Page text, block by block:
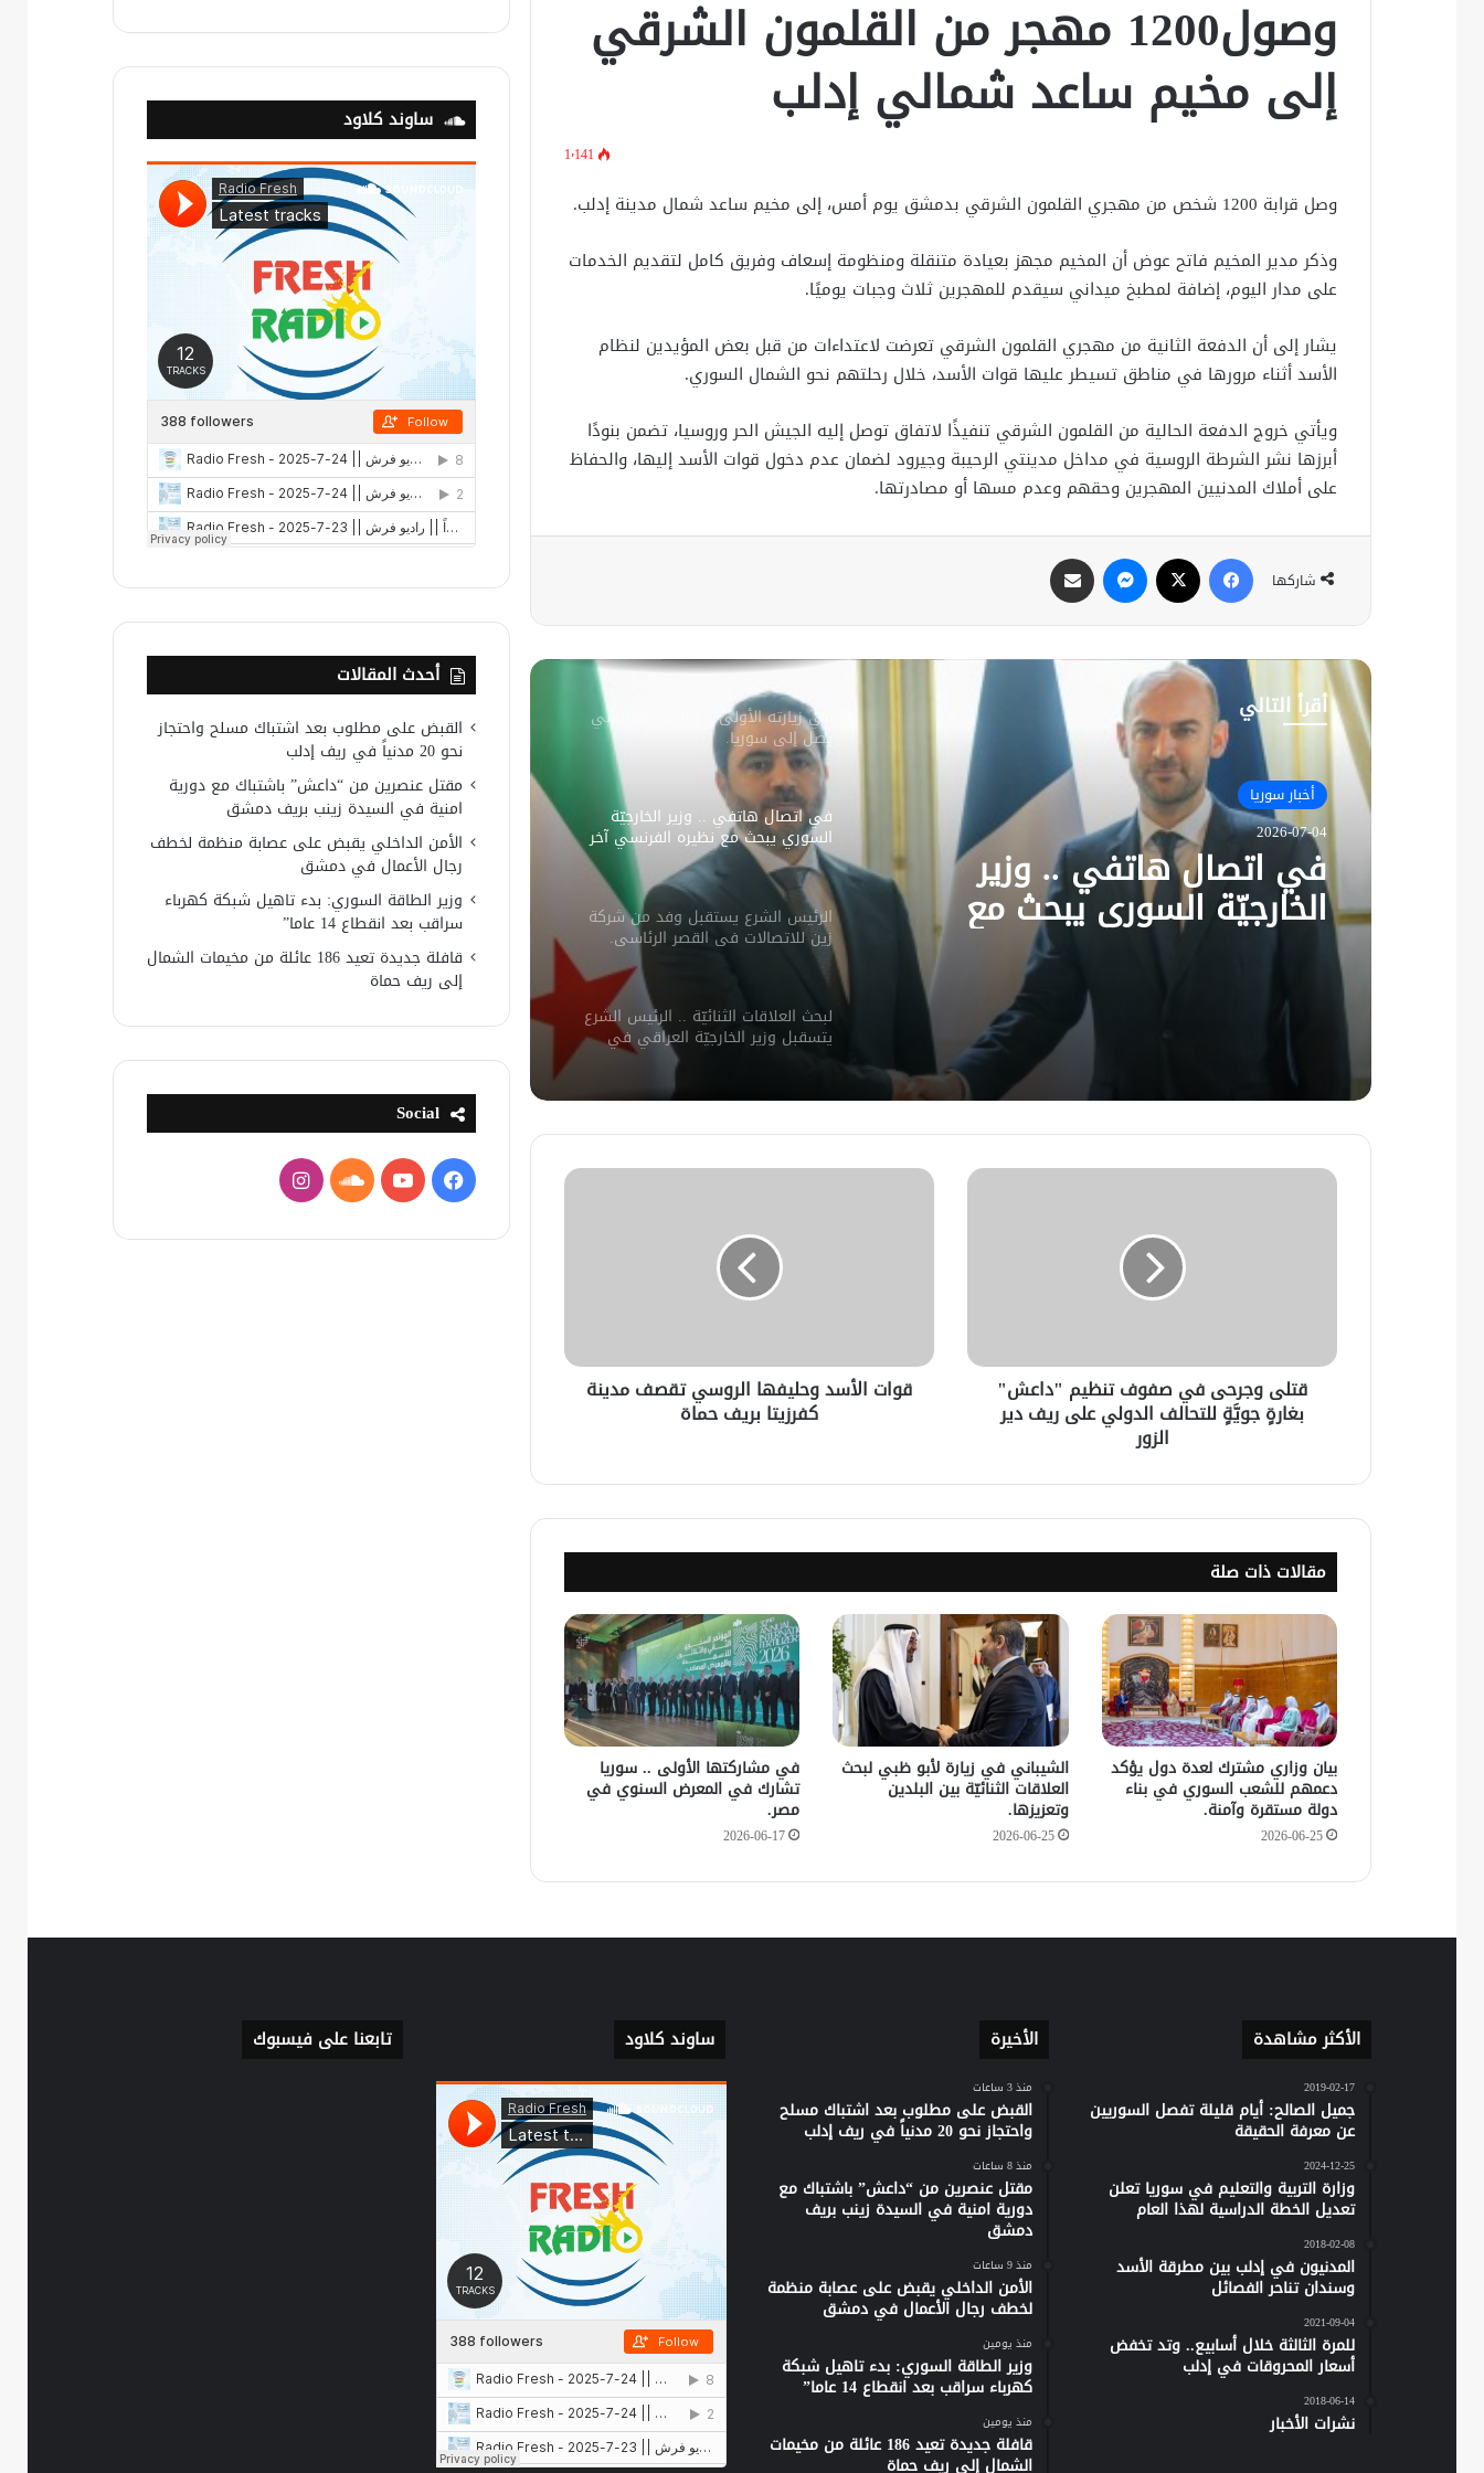
وصول1200 مهجر من القلمون الشرقي
إلى مخيم ساعد شمالي إدلب
1٬141
وصل قرابة 1200 شخص من مهجري القلمون الشرقي بدمشق يوم أمس، إلى مخيم ساعد شمال مدينة إدلب.
وذكر مدير المخيم فاتح عوض أن المخيم مجهز بعيادة متنقلة ومنظومة إسعاف وفريق كامل لتقديم الخدمات
على مدار اليوم، إضافة لمطبخ ميداني سيقدم للمهجرين ثلاث وجبات يوميًا.
يشار إلى أن الدفعة الثانية من مهجري القلمون الشرقي تعرضت لاعتداءات من قبل بعض المؤيدين لنظام
الأسد أثناء مرورها في مناطق تسيطر عليها قوات الأسد، خلال رحلتهم نحو الشمال السوري.
ويأتي خروج الدفعة الحالية من القلمون الشرقي تنفيذًا لاتفاق توصل إليه الجيش الحر وروسيا، تضمن بنودًا
أبرزها نشر الشرطة الروسية في مداخل مدينتي الرحيبة وجيرود لضمان عدم دخول قوات الأسد إليها، والحفاظ
على أملاك المدنيين المهجرين وحقهم وعدم مسها أو مصادرتها.
شاركها
فيسبوك ماسنجر
أقرأ التالي
أخبار سوريا
2026-07-04
في اتصال هاتفي .. وزير
الخارجيّة السوري يبحث مع
نظيره الفرنسي آخر التطورات.
لبحث العلاقات الثنائيّة .. الرئيس الشرع
يتسقبل وزير الخارجيّة العراقي في
دمشق.
لبحث سبل تعزيز التعليم العالي في
في خطوة لاستئناف تقديم الخدمات
للسفارة السوريّة في واشنطن.
المدنيين في ريف درعا
الإحتلال الإسرائيلي يتحرك في جبل
الشيخ غربي دمشق ويبني مستشفى
في قلعة جندل
شخص أثناء ملاحقته في دمشق
دمشق
في زيارته الأولى .. الرئيس الفرنسي
يصل إلى سوريا.
في اتصال هاتفي .. وزير الخارجيّة
السوري يبحث مع نظيره الفرنسي آخر
التطورات.
الرئيس الشرع يستقبل وفد من شركة
زين للاتصالات في القصر الرئاسي.
لبحث العلاقات الثنائيّة .. الرئيس الشرع
يتسقبل وزير الخارجيّة العراقي في
سوريا.. الهيئة الألمانيّة تنظم فعاليّة
القنصليّة .. أمريكا تمنح الاعتماد القنصلي
للسفارة السوريّة في واشنطن.
الإحتلال الإسرائيلي يتحرك في جبل
مصدر أمني: التحقيق مستمر في وفاة
سليمان عبد الباقي مدير أمن السويداء
يكشف سبب انفجار مركبة على طريق
دمشق
في زيارته الأولى .. الرئيس الفرنسي
يصل إلى سوريا.
قتلى وجرحى في صفوف تنظيم "داعش"
بغارةٍ جويَّةٍ للتحالف الدولي على ريف دير
الزور
قوات الأسد وحليفها الروسي تقصف مدينة
كفرزيتا بريف حماة
مقالات ذات صلة
بيان وزاري مشترك لعدة دول يؤكد
دعمهم للشعب السوري في بناء
دولة مستقرة وآمنة.
2026-06-25
الشيباني في زيارة لأبو ظبي لبحث
العلاقات الثنائيّة بين البلدين
وتعزيزها.
2026-06-25
في مشاركتها الأولى .. سوريا
تشارك في المعرض السنوي في
مصر.
2026-06-17
ساوند كلاود
أحدث المقالات
القبض على مطلوب بعد اشتباك مسلح واحتجاز
نحو 20 مدنياً في ريف إدلب
مقتل عنصرين من “داعش” باشتباك مع دورية
امنية في السيدة زينب بريف دمشق
الأمن الداخلي يقبض على عصابة منظمة لخطف
رجال الأعمال في دمشق
وزير الطاقة السوري: بدء تاهيل شبكة كهرباء
سراقب بعد انقطاع 14 عاما”
قافلة جديدة تعيد 186 عائلة من مخيمات الشمال
إلى ريف حماة
Social
فيسبوكيوتيوبساوندانستقرام
الأكثر مشاهدة
2019-02-17
جميل الصالح: أيام قليلة تفصل السوريين
عن معرفة الحقيقة
2024-12-25
وزارة التربية والتعليم في سوريا تعلن
تعديل الخطة الدراسية لهذا العام
2018-02-08
المدنيون في إدلب بين مطرقة الأسد
وسندان تناحر الفصائل
2021-09-04
للمرة الثالثة خلال أسابيع.. وتد تخفض
أسعار المحروقات في إدلب
2018-06-14
نشرات الأخبار
الأخيرة
منذ 3 ساعات
القبض على مطلوب بعد اشتباك مسلح
واحتجاز نحو 20 مدنياً في ريف إدلب
منذ 8 ساعات
مقتل عنصرين من “داعش” باشتباك مع
دورية امنية في السيدة زينب بريف
دمشق
منذ 9 ساعات
الأمن الداخلي يقبض على عصابة منظمة
لخطف رجال الأعمال في دمشق
منذ يومين
وزير الطاقة السوري: بدء تاهيل شبكة
كهرباء سراقب بعد انقطاع 14 عاما”
منذ يومين
قافلة جديدة تعيد 186 عائلة من مخيمات
الشمال إلى ريف حماة
ساوند كلاود تابعنا على فيسبوك